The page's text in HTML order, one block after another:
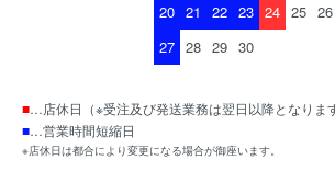
20 21 22 23 24 25 26
27 28 29 30
■…店休日（※受注及び発送業務は翌日以降となりま
■…営業時間短縮日
※店休日は都合により変更になる場合が御座います。